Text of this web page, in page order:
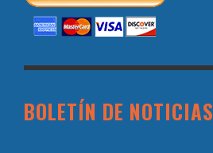
BOLETÍN DE NOTICIAS